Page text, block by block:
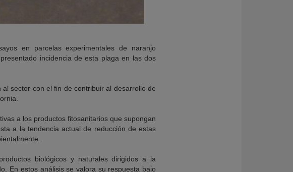
en parcelas experimentales de naranjo
incidencia de esta plaga en las dos
sector con el fin de contribuir al desarrollo de
a los productos fitosanitarios que supongan
a la tendencia actual de reducción de estas
biológicos y naturales dirigidos a la
En estos análisis se valora su respuesta bajo